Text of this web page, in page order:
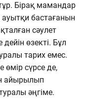
Бірақ мамандар
ауытқи бастағанын
сәулет
өзекті. Бұл
тарих емес.
өмір сүрсе де,
айырылып
әңгіме.